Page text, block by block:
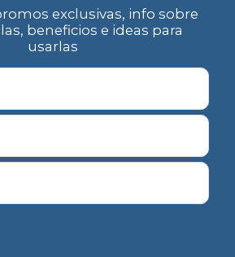
exclusivas, info sobre
beneficios e ideas para
usarlas
1 Cardado